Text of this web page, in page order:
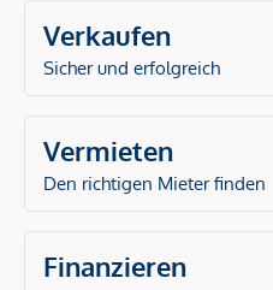
Verkaufen
Sicher und erfolgreich
Vermieten
Den richtigen Mieter finden
Finanzieren